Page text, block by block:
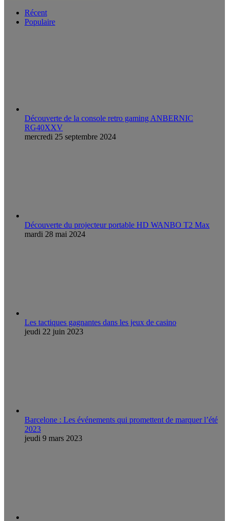
Récent
Populaire
Découverte de la console retro gaming ANBERNIC
RG40XXV
mercredi 25 septembre 2024
Découverte du projecteur portable HD WANBO T2 Max
mardi 28 mai 2024
Les tactiques gagnantes dans les jeux de casino
jeudi 22 juin 2023
Barcelone : Les événements qui promettent de marquer l’été
2023
jeudi 9 mars 2023